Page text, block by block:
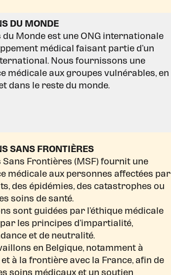
DU MONDE
Monde est une ONG internationale
médical faisant partie d’un
Nous fournissons une
médicale aux groupes vulnérables, en
dans le reste du monde.
SANS FRONTIÈRES
Frontières (MSF) fournit une
médicale aux personnes affectées par
des épidémies, des catastrophes ou
soins de santé.
sont guidées par l’éthique médicale
les principes d’impartialité,
et de neutralité.
en Belgique, notamment à
à la frontière avec la France, afin de